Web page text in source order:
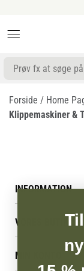
Forside / Home
Klippemaskiner &
INFORMATION
Betingelser &
Reklamations- &
Levering &
Følg din bestilling
VORES BUTIK
Vores butikker
Job
MIN KONTO